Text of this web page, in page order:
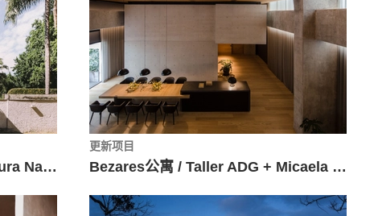
巴西凤凰城教育空间 / Arquitetura Nacional
更新项目
Bezares公寓 / Taller ADG + Micaela de Bernardi